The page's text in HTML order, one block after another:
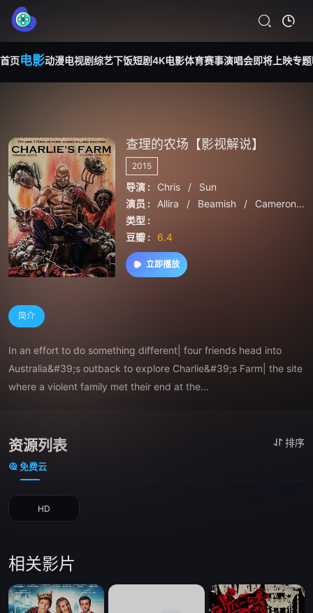
首页电影动漫电视剧综艺下饭短剧4K电影体育赛事演唱会即将上映专题
查理的农场【影视解说】
2015
导演 : Chris /
Sun
演员 :
Allira / Beamish / Cameron
/
类型 :
豆瓣 :
6.4
立即播放
简介
In an effort to do something different| four friends head into
Australia&#39;s outback to explore Charlie&#39;s Farm| the site
where a violent family met their end at the
资源列表 排序
免费云
HD
相关影片